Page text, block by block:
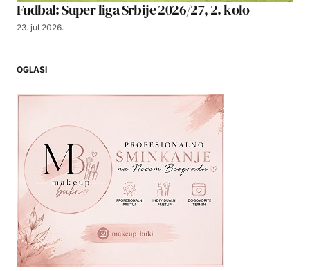
Fudbal: Super liga Srbije 2026/27, 2. kolo
23. jul 2026.
OGLASI